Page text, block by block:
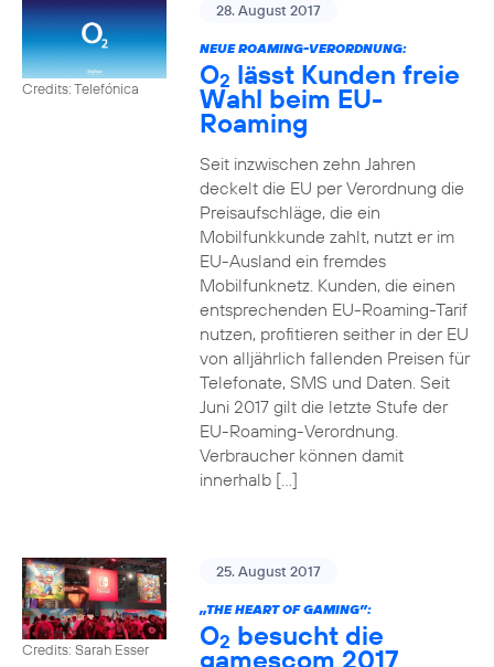
Credits: Telefónica
28. August 2017
NEUE ROAMING-VERORDNUNG:
O2 lässt Kunden freie
Wahl beim EU-
Roaming
Seit inzwischen zehn Jahren
deckelt die EU per Verordnung die
Preisaufschläge, die ein
Mobilfunkkunde zahlt, nutzt er im
EU-Ausland ein fremdes
Mobilfunknetz. Kunden, die einen
entsprechenden EU-Roaming-Tarif
nutzen, profitieren seither in der EU
von alljährlich fallenden Preisen für
Telefonate, SMS und Daten. Seit
Juni 2017 gilt die letzte Stufe der
EU-Roaming-Verordnung.
Verbraucher können damit
innerhalb […]
Credits: Sarah Esser
25. August 2017
„THE HEART OF GAMING”:
O2 besucht die
gamescom 2017